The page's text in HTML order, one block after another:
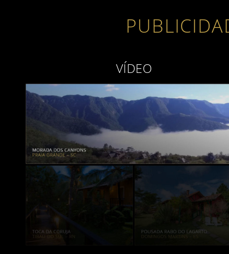
VÍDEO